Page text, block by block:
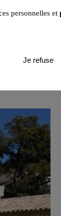
personnelles et
Je refuse